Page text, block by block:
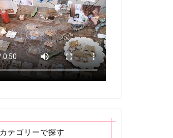
カテゴリーで探す